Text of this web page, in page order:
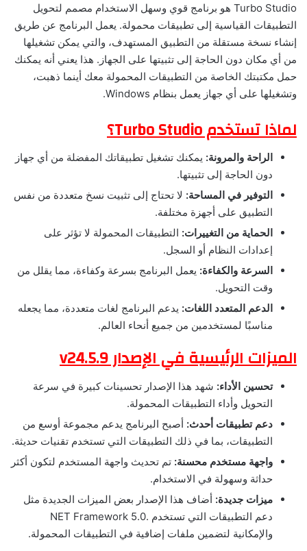
Turbo Studio هو برنامج قوي وسهل الاستخدام مصمم لتحويل
التطبيقات القياسية إلى تطبيقات محمولة. يعمل البرنامج عن طريق
إنشاء نسخة مستقلة من التطبيق المستهدف، والتي يمكن تشغيلها
من أي مكان دون الحاجة إلى تثبيتها على الجهاز. هذا يعني أنه يمكنك
حمل مكتبتك الخاصة من التطبيقات المحمولة معك أينما ذهبت،
وتشغيلها على أي جهاز يعمل بنظام Windows.
لماذا تستخدم Turbo Studio؟
الراحة والمرونة: يمكنك تشغيل تطبيقاتك المفضلة من أي جهاز
دون الحاجة إلى تثبيتها.
التوفير في المساحة: لا تحتاج إلى تثبيت نسخ متعددة من نفس
التطبيق على أجهزة مختلفة.
الحماية من التغييرات: التطبيقات المحمولة لا تؤثر على
إعدادات النظام أو السجل.
السرعة والكفاءة: يعمل البرنامج بسرعة وكفاءة، مما يقلل من
وقت التحويل.
الدعم المتعدد اللغات: يدعم البرنامج لغات متعددة، مما يجعله
مناسبًا لمستخدمين من جميع أنحاء العالم.
الميزات الرئيسية في الإصدار v24.5.9
تحسين الأداء: شهد هذا الإصدار تحسينات كبيرة في سرعة
التحويل وأداء التطبيقات المحمولة.
دعم تطبيقات أحدث: أصبح البرنامج يدعم مجموعة أوسع من
التطبيقات، بما في ذلك التطبيقات التي تستخدم تقنيات حديثة.
واجهة مستخدم محسنة: تم تحديث واجهة المستخدم لتكون أكثر
حداثة وسهولة في الاستخدام.
ميزات جديدة: أضاف هذا الإصدار بعض الميزات الجديدة مثل
دعم التطبيقات التي تستخدم .NET Framework 5.0
والإمكانية لتضمين ملفات إضافية في التطبيقات المحمولة.